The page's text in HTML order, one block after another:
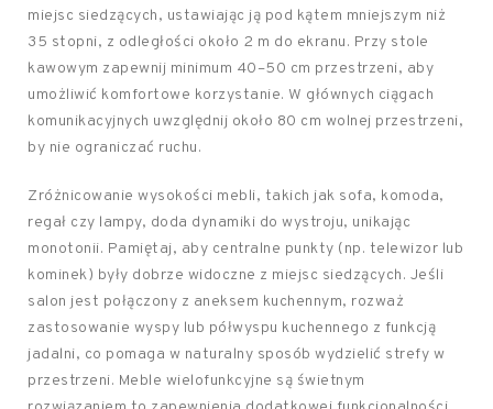
miejsc siedzących, ustawiając ją pod kątem mniejszym niż
35 stopni, z odległości około 2 m do ekranu. Przy stole
kawowym zapewnij minimum 40–50 cm przestrzeni, aby
umożliwić komfortowe korzystanie. W głównych ciągach
komunikacyjnych uwzględnij około 80 cm wolnej przestrzeni,
by nie ograniczać ruchu.
Zróżnicowanie wysokości mebli, takich jak sofa, komoda,
regał czy lampy, doda dynamiki do wystroju, unikając
monotonii. Pamiętaj, aby centralne punkty (np. telewizor lub
kominek) były dobrze widoczne z miejsc siedzących. Jeśli
salon jest połączony z aneksem kuchennym, rozważ
zastosowanie wyspy lub półwyspu kuchennego z funkcją
jadalni, co pomaga w naturalny sposób wydzielić strefy w
przestrzeni. Meble wielofunkcyjne są świetnym